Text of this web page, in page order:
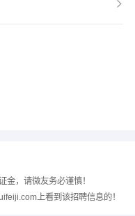
金，请微友务必谨慎！
上看到该招聘信息的！